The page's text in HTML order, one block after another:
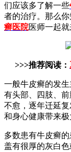
们应该多了解一些
者的治疗。那么
癣医院医师一起就
>>>推荐阅读：
一般牛皮癣的发
有头部、四肢、
不愈，逐年迁延
和身心健康带来极
多数患有牛皮癣
盖有很厚的灰白